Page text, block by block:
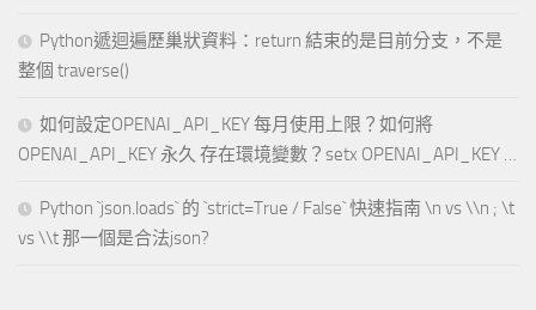
Python遞迴遍歷巢狀資料：return 結束的是目前分支，不是
整個 traverse()
如何設定OPENAI_API_KEY 每月使用上限？如何將
OPENAI_API_KEY 永久 存在環境變數？setx OPENAI_API_KEY …
Python `json.loads` 的 `strict=True / False` 快速指南 \n vs \\n ; \t
vs \\t 那一個是合法json?